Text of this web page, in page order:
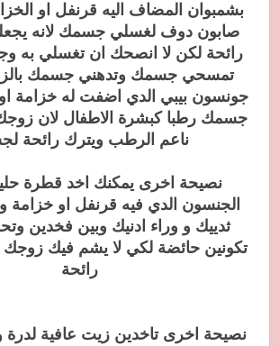
بشمبوان المضاف اليه قرنفل او
صابون دوف لغسلي جسمك لانه
رائحة لكن لا انصحك ان تغسلي به
تمسحي جسمك وتدهني جسمك
جونسون بيبي الدي اضفت له خزامة
جسمك رطبا كبشرة الاطفال لان
ناعم الرطب ويترك رائحة
نصيحة اخرى يمكنك اخد قطرة
الجنسون الدي فيه قرنفل او خزامة
ثدييك و وراء ادنيك وبين فخدين
تكونين حائضة لكي لا يشم فيك
رائحة
نصيحة اخرى تاخدين زيت عافية لدرة